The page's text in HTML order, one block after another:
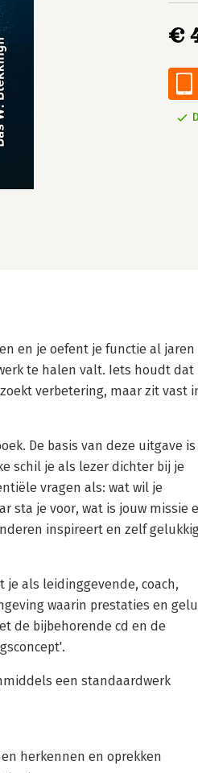
€
en je oefent je functie al jaren
te halen valt. Iets houdt dat
verbetering, maar zit vast
De basis van deze uitgave is
schil je als lezer dichter bij je
vragen als: wat wil je
sta je voor, wat is jouw missie
inspireert en zelf
als leidinggevende, coach,
waarin prestaties en
de bijbehorende cd en de
een standaardwerk
herkennen en oprekken